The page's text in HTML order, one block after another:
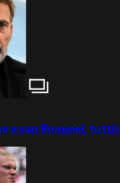
a van Bommel,